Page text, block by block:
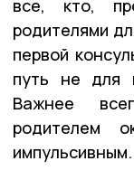
все, кто,
родителями
первой
путь не для
Важнее
родителем
импульсивным.